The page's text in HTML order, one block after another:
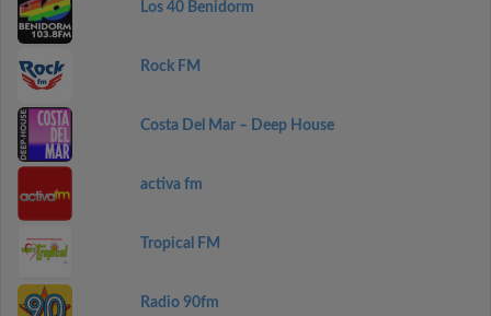
Los 40 Benidorm
Rock FM
Costa Del Mar – Deep House
activa fm
Tropical FM
Radio 90fm